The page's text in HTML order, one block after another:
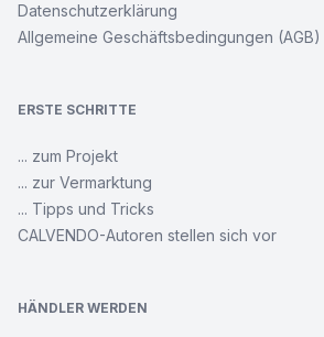
Datenschutzerklärung
Allgemeine Geschäftsbedingungen (AGB)
ERSTE SCHRITTE
... zum Projekt
... zur Vermarktung
... Tipps und Tricks
CALVENDO-Autoren stellen sich vor
HÄNDLER WERDEN